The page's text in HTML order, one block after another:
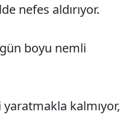
nefes aldırıyor.
boyu nemli
kalmıyor,